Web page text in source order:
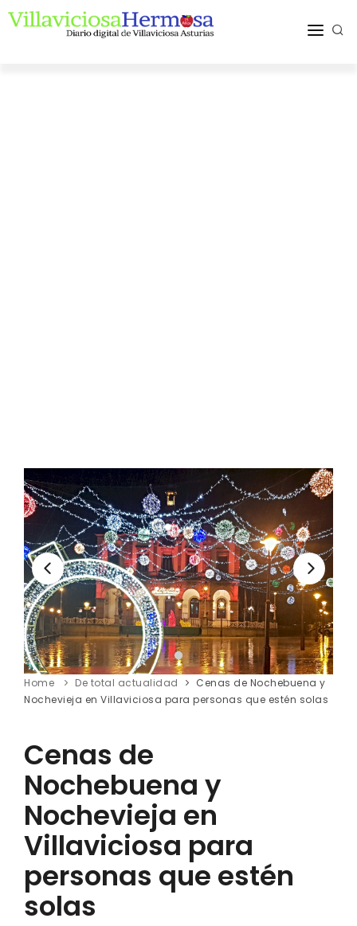
Home De total actualidad
Cenas de Nochebuena y
Nochevieja en Villaviciosa para personas que estén solas
Cenas de
Nochebuena y
Nochevieja en
Villaviciosa para
personas que estén
solas